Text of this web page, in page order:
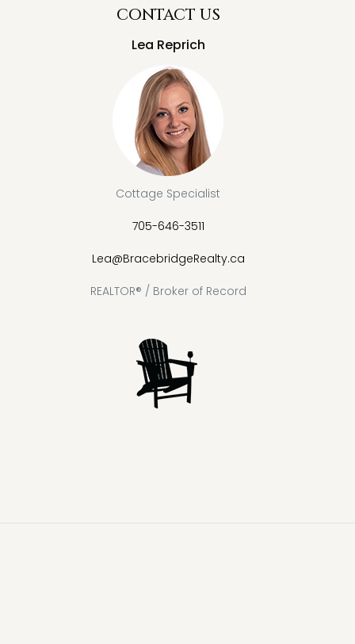
CONTACT US
Lea Reprich
Cottage Specialist
705-646-3511
Lea@BracebridgeRealty.ca
REALTOR® / Broker of Record